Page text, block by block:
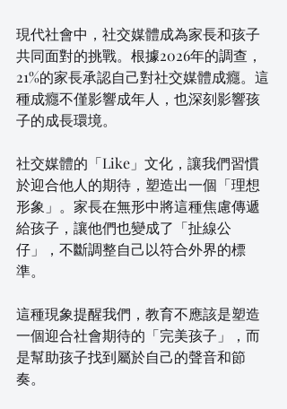
現代社會中，社交媒體成為家長和孩子
共同面對的挑戰。根據2026年的調查，
21%的家長承認自己對社交媒體成癮。這
種成癮不僅影響成年人，也深刻影響孩
子的成長環境。
社交媒體的「Like」文化，讓我們習慣
於迎合他人的期待，塑造出一個「理想
形象」。家長在無形中將這種焦慮傳遞
給孩子，讓他們也變成了「扯線公
仔」，不斷調整自己以符合外界的標
準。
這種現象提醒我們，教育不應該是塑造
一個迎合社會期待的「完美孩子」，而
是幫助孩子找到屬於自己的聲音和節
奏。